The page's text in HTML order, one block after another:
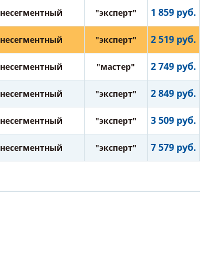
несегментный "эксперт" 1 859 руб.
несегментный "эксперт" 2 519 руб.
несегментный "мастер" 2 749 руб.
несегментный "эксперт" 2 849 руб.
несегментный "эксперт" 3 509 руб.
несегментный "эксперт" 7 579 руб.